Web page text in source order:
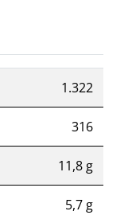
1.322
316
11,8 g
5,7 g